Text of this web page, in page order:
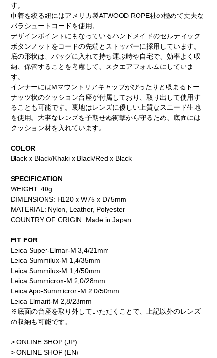
す。
巾着を絞る紐にはアメリカ製ATWOOD ROPE社の極めて丈夫な
パラシュートコードを使用。
デザインポイントにもなっているハンドメイドのセルティック
ボタンノットをコードの先端とストッパーに採用しています。
底の形状は、バッグに入れて持ち運ぶ時や自宅で、効率よく収
納、保管することを考慮して、スクエアフォルムにしていま
す。
インナーにはMマウントリアキャップがぴったりと収まるドー
ナッツ状のクッション台座が付属しており、取り出して使用す
ることも可能です。裏地はレンズに優しい上質なスエード生地
を使用。大事なレンズを予期せぬ衝撃から守るため、底面には
クッション材を入れています。
COLOR
Black x Black/Khaki x Black/Red x Black
SPECIFICATION
WEIGHT: 40g
DIMENSIONS: H120 x W75 x D75mm
MATERIAL: Nylon, Leather, Polyester
COUNTRY OF ORIGIN: Made in Japan
FIT FOR
Leica Super-Elmar-M 3,4/21mm
Leica Summilux-M 1,4/35mm
Leica Summilux-M 1,4/50mm
Leica Summicron-M 2,0/28mm
Leica Apo-Summicron-M 2,0/50mm
Leica Elmarit-M 2,8/28mm
※底面の台座を取り外していただくことで、上記以外のレンズ
の収納も可能です。
> ONLINE SHOP (JP)
> ONLINE SHOP (EN)